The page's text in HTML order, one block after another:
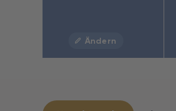
Ändern